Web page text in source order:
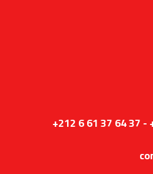
+212 6 61 37 64 37 -